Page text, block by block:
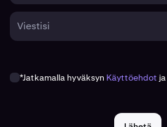
Viestisi
*Jatkamalla hyväksyn Käyttöehdot ja